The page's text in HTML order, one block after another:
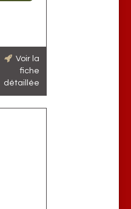
Voir la
fiche
détaillée